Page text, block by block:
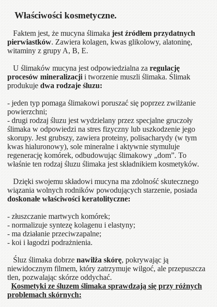
Właściwości kosmetyczne.
Faktem jest, że mucyna ślimaka jest źródłem przydatnych
pierwiastków. Zawiera kolagen, kwas glikolowy, alatoninę,
witaminy z grupy A, B, E.
U ślimaków mucyna jest odpowiedzialna za regulację
procesów mineralizacji i tworzenie muszli ślimaka. Ślimak
produkuje dwa rodzaje śluzu:
- jeden typ pomaga ślimakowi poruszać się poprzez zwilżanie
powierzchni;
- drugi rodzaj śluzu jest wydzielany przez specjalne gruczoły
ślimaka w odpowiedzi na stres fizyczny lub uszkodzenie jego
skorupy. Jest grubszy, zawiera proteiny, polisacharydy (w tym
kwas hialuronowy), sole mineralne i aktywnie stymuluje
regenerację komórek, odbudowując ślimakowy „dom”. To
właśnie ten rodzaj śluzu ślimaka jest składnikiem kosmetyków.
Dzięki swojemu składowi mucyna ma zdolność skutecznego
wiązania wolnych rodników powodujących starzenie, posiada
doskonałe właściwości keratolityczne:
- złuszczanie martwych komórek;
- normalizuje syntezę kolagenu i elastyny;
- ma działanie przeciwzapalne;
- koi i łagodzi podrażnienia.
Śluz ślimaka dobrze nawilża skórę, pokrywając ją
niewidocznym filmem, który zatrzymuje wilgoć, ale przepuszcza
tlen, pozwalając skórze oddychać.
Kosmetyki ze śluzem ślimaka sprawdzają się przy różnych
problemach skórnych: